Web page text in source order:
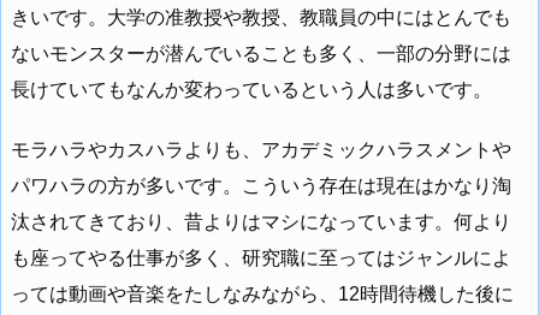
きいです。大学の准教授や教授、教職員の中にはとんでも
ないモンスターが潜んでいることも多く、一部の分野には
長けていてもなんか変わっているという人は多いです。
モラハラやカスハラよりも、アカデミックハラスメントや
パワハラの方が多いです。こういう存在は現在はかなり淘
汰されてきており、昔よりはマシになっています。何より
も座ってやる仕事が多く、研究職に至ってはジャンルによ
っては動画や音楽をたしなみながら、12時間待機した後に